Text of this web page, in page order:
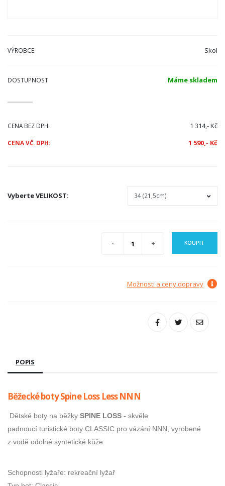
VÝROBCE Skol
DOSTUPNOST Máme skladem
CENA BEZ DPH: 1 314,- Kč
CENA VČ. DPH: 1 590,- Kč
VyberteVELIKOST:
KOUPIT
Možnosti a ceny dopravy
POPIS
Běžecké boty Spine Loss Less NNN
Dětské boty na běžky SPINE LOSS - skvěle
padnoucí turistické boty CLASSIC pro vázání NNN, vyrobené
z vodě odolné syntetické kůže.
Schopnosti lyžaře: rekreační lyžař